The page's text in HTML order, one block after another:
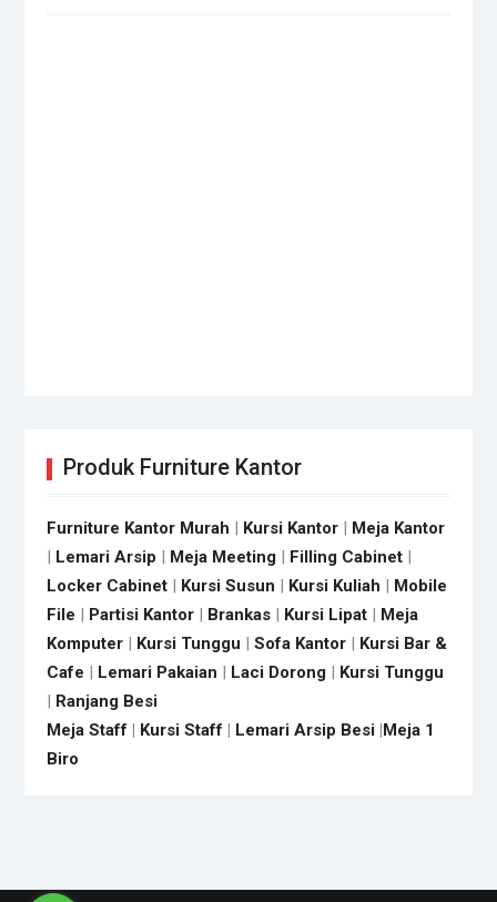
Produk Furniture Kantor
Furniture Kantor Murah | Kursi Kantor| Meja Kantor
| Lemari Arsip | Meja Meeting| Filling Cabinet|
Locker Cabinet| Kursi Susun | Kursi Kuliah | Mobile
File | Partisi Kantor| Brankas| Kursi Lipat| Meja
Komputer| Kursi Tunggu | Sofa Kantor| Kursi Bar &
Cafe | Lemari Pakaian | Laci Dorong| Kursi Tunggu
| Ranjang Besi
Meja Staff | Kursi Staff | Lemari Arsip Besi|Meja 1
Biro